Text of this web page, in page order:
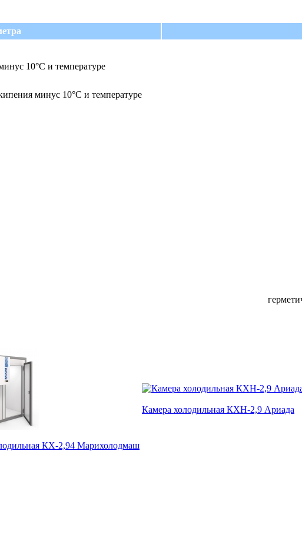
10°С и температуре
минус 10°С и температуре
КХ-2,94 Марихолодмаш
Камера холодильная КХН-2,9 Ариада